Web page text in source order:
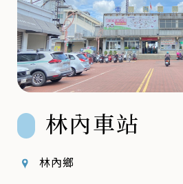
林內車站
林內鄉